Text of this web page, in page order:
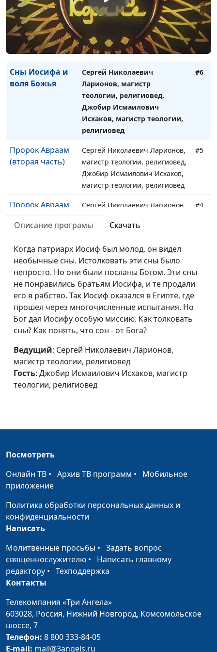
Моисей:
избранный для
особой миссии
Сергей Николаевич Ларионов,
магистр теологии, религиовед,
Джобир Исмаилович Исхаков,
магистр теологии, религиовед
#7
Сны Иосифа и
воля Божья
Сергей Николаевич
Ларионов, магистр
теологии, религиовед,
Джобир Исмаилович
Исхаков, магистр теологии,
религиовед
#6
Пророк Авраам
(вторая часть)
Сергей Николаевич Ларионов,
магистр теологии, религиовед,
Джобир Исмаилович Исхаков,
магистр теологии, религиовед
#5
Пророк Авраам
(первая часть)
Сергей Николаевич Ларионов,
магистр теологии, религиовед,
Джобир Исмаилович Исхаков,
#4
Пророк Ной
Сергей Николаевич Ларионов,
магистр теологии, религиовед,
Джобир Исмаилович Исхаков,
магистр теологии, религиовед
Первый пророк
Сергей Николаевич Ларионов,
магистр теологии, религиовед,
магистр теологии, религиовед
Пророки и
знамения
Сергей Николаевич Ларионов,
магистр теологии, религиовед,
Описание програмы Скачать
Когда патриарх Иосиф был молод, он видел
необычные сны. Истолковать эти сны было
непросто. Но они были посланы Богом. Эти сны
не понравились братьям Иосифа, и те продали
его в рабство. Так Иосиф оказался в Египте, где
прошел через многочисленные испытания. Но
Бог дал Иосифу особую миссию. Как толковать
сны? Как понять, что сон - от Бога?
Ведущий: Сергей Николаевич Ларионов,
магистр теологии, религиовед
Гость: Джобир Исмаилович Исхаков, магистр
теологии, религиовед
Посмотреть
Онлайн ТВ • Архив ТВ программ • Мобильное
приложение
Политика обработки персональных данных и
конфиденциальности
Написать
Молитвенные просьбы • Задать вопрос
священнослужителю • Написать главному
редактору • Техподдержка
Контакты
Телекомпания «Три Ангела»
603028, Россия, Нижний Новгород, Комсомольское
шоссе, 7
Телефон: 8 800 333-84-05
E-mail: mail@3angels.ru